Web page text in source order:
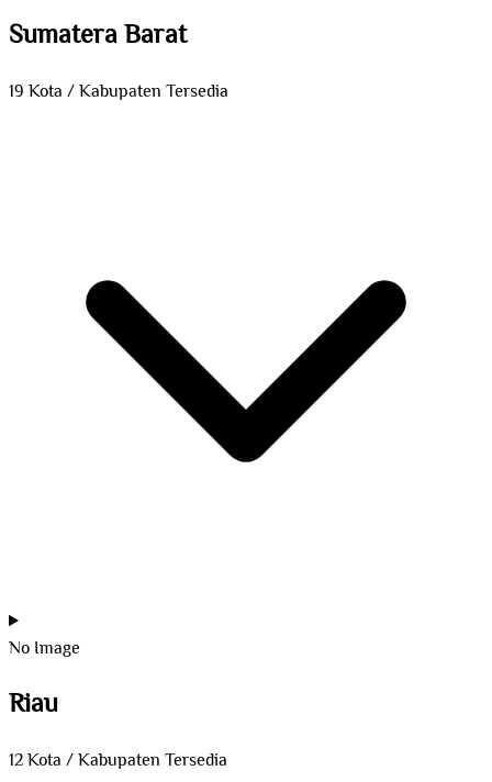
Sumatera Barat
19 Kota / Kabupaten Tersedia
No Image
Riau
12 Kota / Kabupaten Tersedia